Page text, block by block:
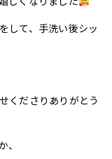
して、手洗い後シッ
くださりありがとう